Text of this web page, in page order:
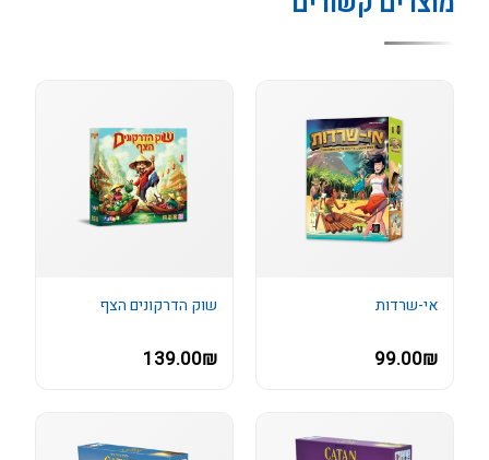
אי-שרדות
99.00₪
שוק הדרקונים הצף
139.00₪